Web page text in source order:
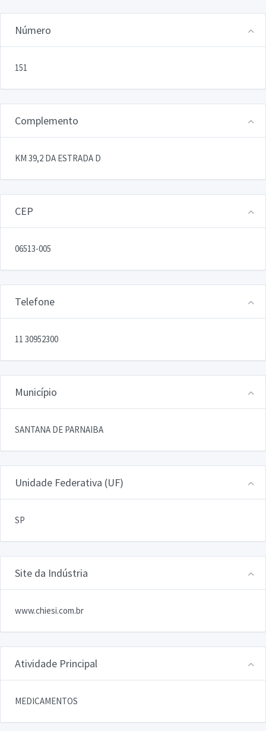
Número
151
Complemento
KM 39,2 DA ESTRADA D
CEP
06513-005
Telefone
11 30952300
Município
SANTANA DE PARNAIBA
Unidade Federativa (UF)
SP
Site da Indústria
www.chiesi.com.br
Atividade Principal
MEDICAMENTOS